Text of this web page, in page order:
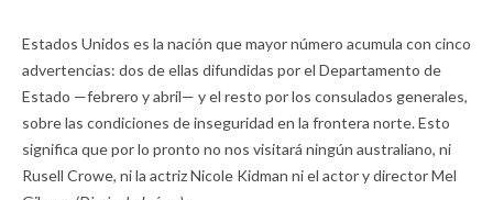
Estados Unidos es la nación que mayor número acumula con cinco
advertencias: dos de ellas difundidas por el Departamento de
Estado —febrero y abril— y el resto por los consulados generales,
sobre las condiciones de inseguridad en la frontera norte. Esto
significa que por lo pronto no nos visitará ningún australiano, ni
Rusell Crowe, ni la actriz Nicole Kidman ni el actor y director Mel